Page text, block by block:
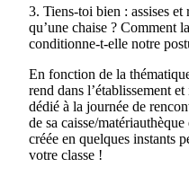
3. Tiens-toi bien : assises et
qu’une chaise ? Comment
conditionne-t-elle notre
En fonction de la
rend dans l’établissement
dédié à la journée de
de sa caisse/
créée en quelques instants
votre classe !